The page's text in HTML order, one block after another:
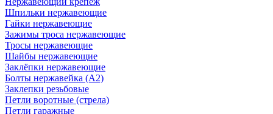
Шпильки нержавеющие
Гайки нержавеющие
Зажимы троса нержавеющие
Тросы нержавеющие
Шайбы нержавеющие
Заклёпки нержавеющие
Болты нержавейка (А2)
Заклепки резьбовые
Петли воротные (стрела)
Петли гаражные